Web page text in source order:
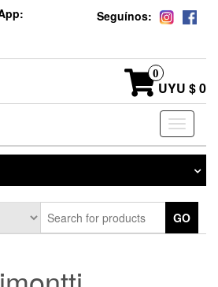
Seguínos:
0
UYU $ 0
Toggle
GO